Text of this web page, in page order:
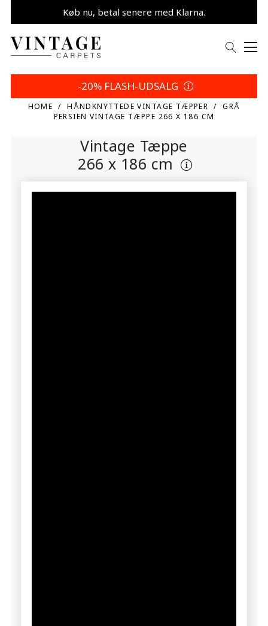
Spar 5% | Dit valg
Køb nu, betal senere med Klarna.
-20% FLASH-UDSALG
HOME HÅNDKNYTTEDE VINTAGE TÆPPER
GRÅ
PERSIEN VINTAGE TÆPPE 266 X 186 CM
Vintage Tæppe
266 x 186 cm